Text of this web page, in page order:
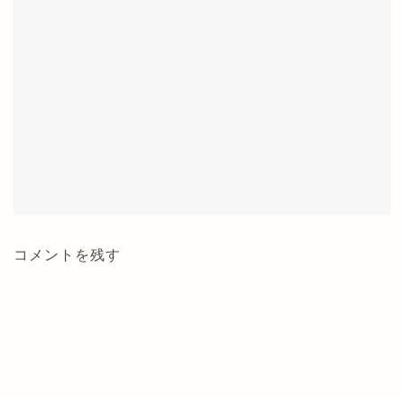
コメントを残す